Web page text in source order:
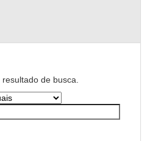
de busca.